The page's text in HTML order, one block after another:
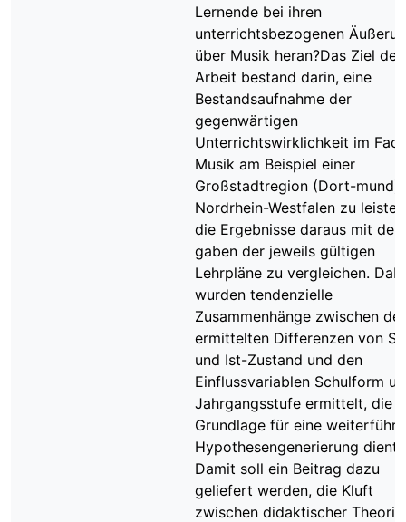
Lernende bei ihren
unterrichtsbezogenen
über Musik heran?Das Ziel der
Arbeit bestand darin, eine
Bestandsaufnahme der
gegenwärtigen
Unterrichtswirklichkeit im Fach
Musik am Beispiel einer
Großstadtregion (Dort-mund)
Nordrhein-Westfalen zu
die Ergebnisse daraus mit
gaben der jeweils gültigen
Lehrpläne zu vergleichen.
wurden tendenzielle
Zusammenhänge zwischen
ermittelten Differenzen von
und Ist-Zustand und den
Einflussvariablen Schulform
Jahrgangsstufe ermittelt, die
Grundlage für eine
Hypothesengenerierung
Damit soll ein Beitrag dazu
geliefert werden, die Kluft
zwischen didaktischer